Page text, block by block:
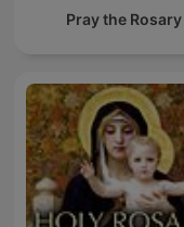
Pray the Rosary